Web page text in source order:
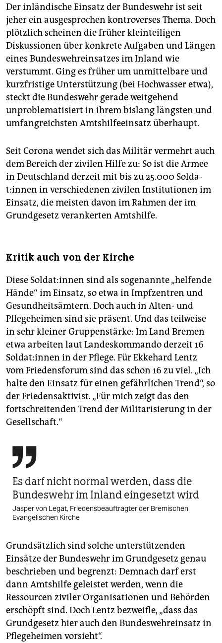
Der inländische Einsatz der Bundeswehr ist seit
jeher ein ausgesprochen kontroverses Thema. Doch
plötzlich scheinen die früher kleinteiligen
Diskussionen über konkrete Aufgaben und Längen
eines Bundeswehreinsatzes im Inland wie
verstummt. Ging es früher um unmittelbare und
kurzfristige Unterstützung (bei Hochwasser etwa),
steckt die Bundeswehr gerade weitgehend
unproblematisiert in ihrem bislang längsten und
umfangreichsten Amtshilfeeinsatz überhaupt.
Seit Corona wendet sich das Militär vermehrt auch
dem Bereich der zivilen Hilfe zu: So ist die Armee
in Deutschland derzeit mit bis zu 25.000 Sol­da­
t:in­nen in verschiedenen zivilen Institutionen im
Einsatz, die meisten davon im Rahmen der im
Grundgesetz verankerten Amtshilfe.
Kritik auch von der Kirche
Diese Sol­da­t:in­nen sind als sogenannte „helfende
Hände“ im Einsatz, so etwa in Impfzentren und
Gesundheitsämtern. Doch auch in Alten- und
Pflegeheimen sind sie präsent. Und das teilweise
in sehr kleiner Gruppenstärke: Im Land Bremen
etwa arbeiten laut Landeskommando derzeit 16
Sol­da­t:in­nen in der Pflege. Für Ekkehard Lentz
vom Friedensforum sind das schon 16 zu viel. „Ich
halte den Einsatz für einen gefährlichen Trend“, so
der Friedensaktivist. „Für mich zeigt das den
fortschreitenden Trend der Militarisierung in der
Gesellschaft.“

Es darf nicht normal werden, dass die
Bundeswehr im Inland eingesetzt wird
Jasper von Legat, Friedens­­beauftragter der Bremischen
Evangelischen Kirche
Grundsätzlich sind solche unterstützenden
Einsätze der Bundeswehr im Grundgesetz genau
beschrieben und begrenzt: Demnach darf erst
dann Amtshilfe geleistet werden, wenn die
Ressourcen ziviler Organisationen und Behörden
erschöpft sind. Doch Lentz bezweifle, „dass das
Grundgesetz hier auch den Bundeswehreinsatz in
Pflegeheimen vorsieht“.